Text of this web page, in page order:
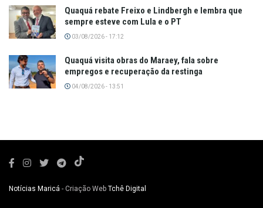
Quaquá rebate Freixo e Lindbergh e lembra que
sempre esteve com Lula e o PT
03/08/2026 - 17:12
Quaquá visita obras do Maraey, fala sobre
empregos e recuperação da restinga
04/08/2026 - 13:51
Notícias Maricá - Criação Web Tchê Digital